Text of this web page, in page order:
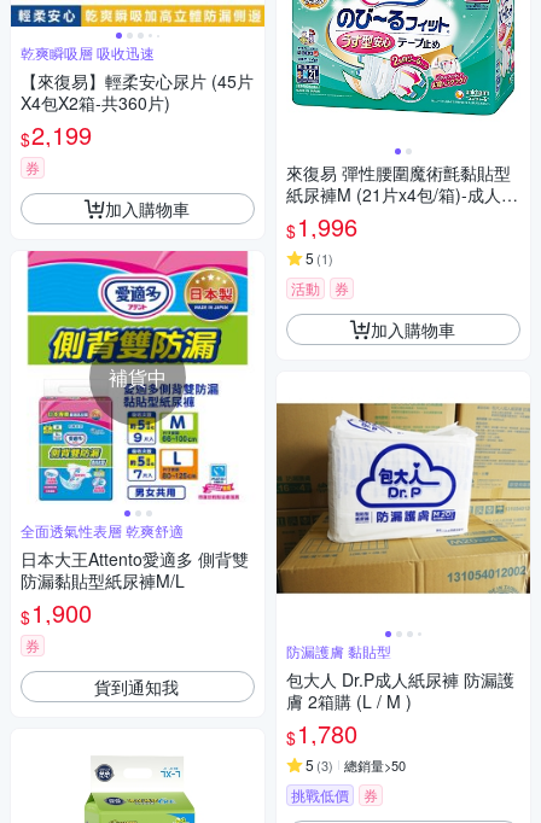
乾爽瞬吸層 吸收迅速
【來復易】輕柔安心尿片 (45片
X4包X2箱-共360片)
$2,199
券
加入購物車
補貨中
全面透氣性表層 乾爽舒適
日本大王Attento愛適多 側背雙
防漏黏貼型紙尿褲M/L
$1,900
券
貨到通知我
來復易 彈性腰圍魔術氈黏貼型
紙尿褲M (21片x4包/箱)-成人紙
尿褲
$1,996
5 (1)
活動 券
加入購物車
防漏護膚 黏貼型
包大人 Dr.P成人紙尿褲 防漏護
膚 2箱購 (L / M )
$1,780
5 (3) 總銷量>50
挑戰低價 券